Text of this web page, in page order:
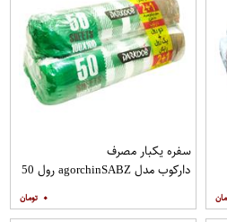
سفره یکبار مصرف
دارکوب مدل agorchinSABZ رول 50
۰